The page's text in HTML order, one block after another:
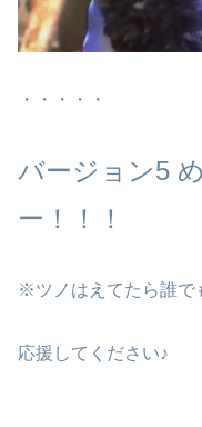
・・・・・
バージョン5
ー！！！
※ツノはえてたら誰で
応援してください♪